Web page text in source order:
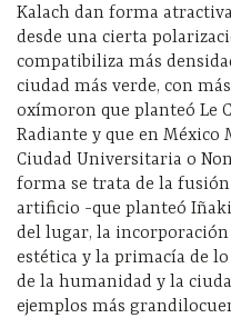
Kalach dan forma
desde una cierta
compatibiliza más
ciudad más verde, con
oxímoron que planteó Le
Radiante y que en México
Ciudad Universitaria o
forma se trata de la
artificio -que planteó Iñaki
del lugar, la
estética y la primacía de
de la humanidad y la
ejemplos más